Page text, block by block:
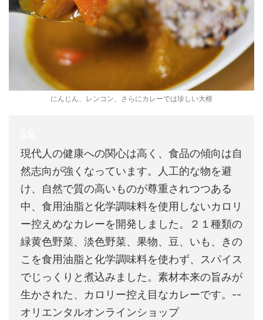
にんじん、レンコン、さらにカレーでは珍しい大根
現代人の健康への関心は高く、食品の傾向は自
然志向が強くなっています。人工的な物を避
け、自然で質の高いものが尊重されつつある
中、食用油脂と化学調味料を使用しないカロリ
ー控えめなカレーを開発しました。２１種類の
緑黄色野菜、淡色野菜、果物、豆、いも、きの
こを食用油脂と化学調味料を使わず、スパイス
でじっくりと煮込みました。素材本来の旨みが
生かされた、カロリー控え目なカレーです。--
オリエンタルオンラインショップ